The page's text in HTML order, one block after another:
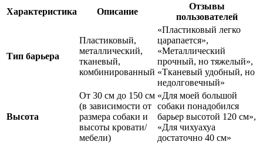
Характеристика Описание
Отзывы
пользователей
Тип барьера
Пластиковый,
металлический,
тканевый,
комбинированный
«Пластиковый легко
царапается»,
«Металлический
прочный, но тяжелый»,
«Тканевый удобный, но
недолговечный»
Высота
От 30 см до 150 см
(в зависимости от
размера собаки и
высоты кровати/
мебели)
«Для моей большой
собаки понадобился
барьер высотой 120 см»,
«Для чихуахуа
достаточно 40 см»